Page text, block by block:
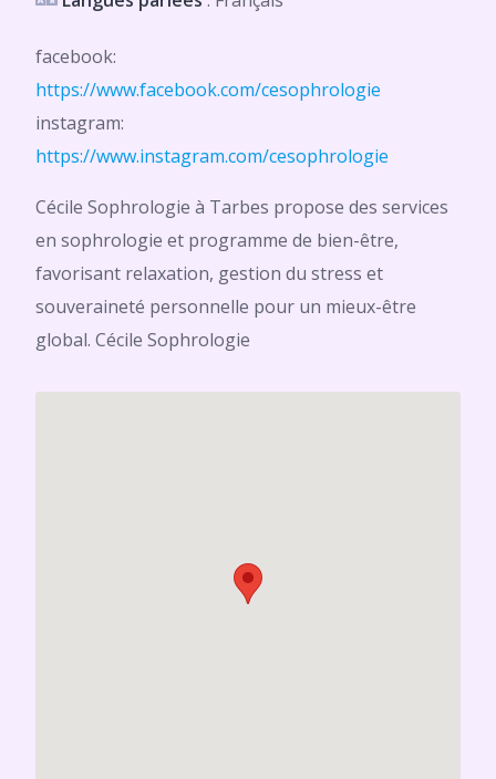
facebook:
https://www.facebook.com/cesophrologie
instagram:
https://www.instagram.com/cesophrologie
Cécile Sophrologie à Tarbes propose des services
en sophrologie et programme de bien-être,
favorisant relaxation, gestion du stress et
souveraineté personnelle pour un mieux-être
global. Cécile Sophrologie